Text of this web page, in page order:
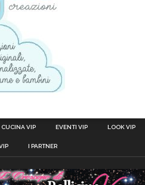
CUCINA VIP EVENTI VIP LOOK VIP
I PARTNER